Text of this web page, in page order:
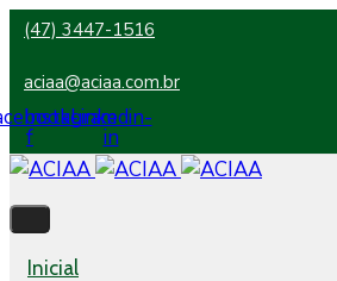
(47) 3447-1516
aciaa@aciaa.com.br
f
Instagram
Linkedin-
in
Inicial